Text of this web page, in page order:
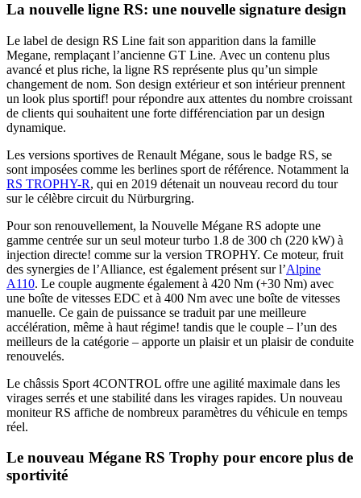
La nouvelle ligne RS: une nouvelle signature design
Le label de design RS Line fait son apparition dans la famille
Megane, remplaçant l’ancienne GT Line. Avec un contenu plus
avancé et plus riche, la ligne RS représente plus qu’un simple
changement de nom. Son design extérieur et son intérieur prennent
un look plus sportif! pour répondre aux attentes du nombre croissant
de clients qui souhaitent une forte différenciation par un design
dynamique.
Les versions sportives de Renault Mégane, sous le badge RS, se
sont imposées comme les berlines sport de référence. Notamment la
RS TROPHY-R, qui en 2019 détenait un nouveau record du tour
sur le célèbre circuit du Nürburgring.
Pour son renouvellement, la Nouvelle Mégane RS adopte une
gamme centrée sur un seul moteur turbo 1.8 de 300 ch (220 kW) à
injection directe! comme sur la version TROPHY. Ce moteur, fruit
des synergies de l’Alliance, est également présent sur l’Alpine
A110. Le couple augmente également à 420 Nm (+30 Nm) avec
une boîte de vitesses EDC et à 400 Nm avec une boîte de vitesses
manuelle. Ce gain de puissance se traduit par une meilleure
accélération, même à haut régime! tandis que le couple – l’un des
meilleurs de la catégorie – apporte un plaisir et un plaisir de conduite
renouvelés.
Le châssis Sport 4CONTROL offre une agilité maximale dans les
virages serrés et une stabilité dans les virages rapides. Un nouveau
moniteur RS affiche de nombreux paramètres du véhicule en temps
réel.
Le nouveau Mégane RS Trophy pour encore plus de
sportivité